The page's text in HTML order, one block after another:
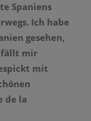
Spaniens
Ich habe
gesehen,
mir
mit
de la